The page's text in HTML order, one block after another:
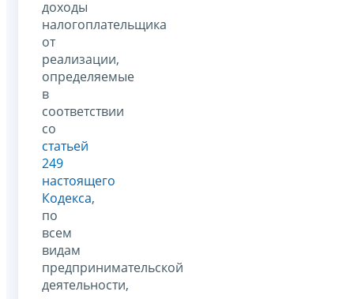
доходы
налогоплательщика
от
реализации,
определяемые
в
соответствии
со
статьей
249
настоящего
Кодекса,
по
всем
видам
предпринимательской
деятельности,